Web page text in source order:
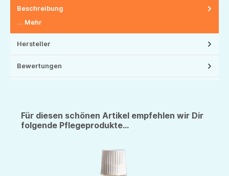
Beschreibung
… Mehr
Hersteller
Bewertungen
Für diesen schönen Artikel empfehlen wir Dir
folgende Pflegeprodukte...